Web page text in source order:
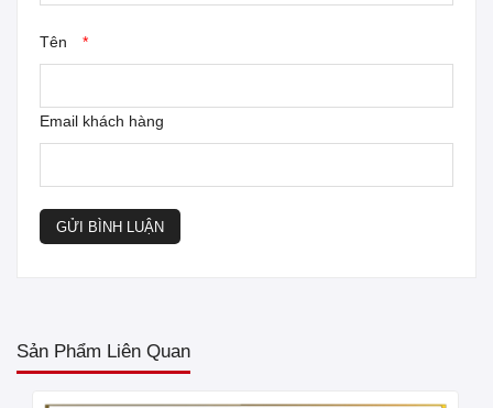
Tên *
Email khách hàng
GỬI BÌNH LUẬN
Sản Phẩm Liên Quan